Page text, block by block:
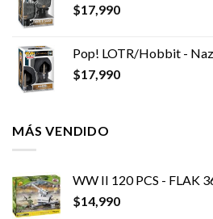
$17,990
Pop! LOTR/Hobbit -
$17,990
MÁS VENDIDO
WW II 120 PCS - FLAK
$14,990